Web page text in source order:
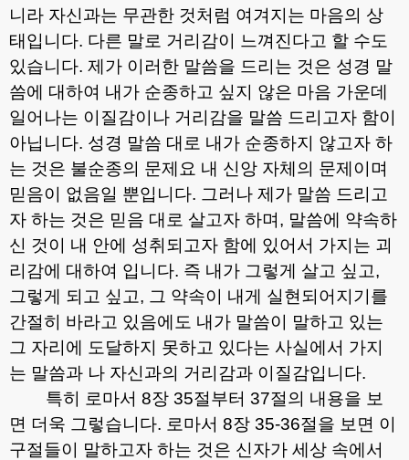
니라 자신과는 무관한 것처럼 여겨지는 마음의 상
태입니다. 다른 말로 거리감이 느껴진다고 할 수도
있습니다. 제가 이러한 말씀을 드리는 것은 성경 말
씀에 대하여 내가 순종하고 싶지 않은 마음 가운데
일어나는 이질감이나 거리감을 말씀 드리고자 함이
아닙니다. 성경 말씀 대로 내가 순종하지 않고자 하
는 것은 불순종의 문제요 내 신앙 자체의 문제이며
믿음이 없음일 뿐입니다. 그러나 제가 말씀 드리고
자 하는 것은 믿음 대로 살고자 하며 , 말씀에 약속하
신 것이 내 안에 성취되고자 함에 있어서 가지는 괴
리감에 대하여 입니다. 즉 내가 그렇게 살고 싶고,
그렇게 되고 싶고, 그 약속이 내게 실현되어지기를
간절히 바라고 있음에도 내가 말씀이 말하고 있는
그 자리에 도달하지 못하고 있다는 사실에서 가지
는 말씀과 나 자신과의 거리감과 이질감입니다.
특히 로마서 8장 35절부터 37절의 내용을 보
면 더욱 그렇습니다. 로마서 8장 35-36절을 보면 이
구절들이 말하고자 하는 것은 신자가 세상 속에서